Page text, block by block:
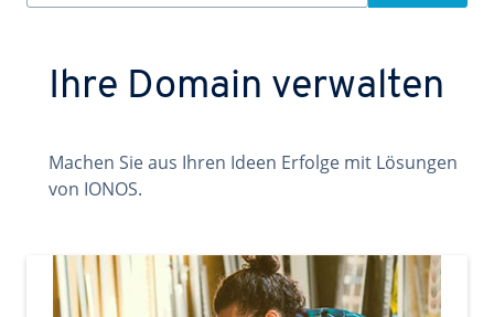
Ihre Domain verwalten
Machen Sie aus Ihren Ideen Erfolge mit Lösungen
von IONOS.